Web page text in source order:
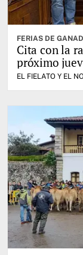
FERIAS DE
Cita con la
próximo
EL FIELATO Y EL